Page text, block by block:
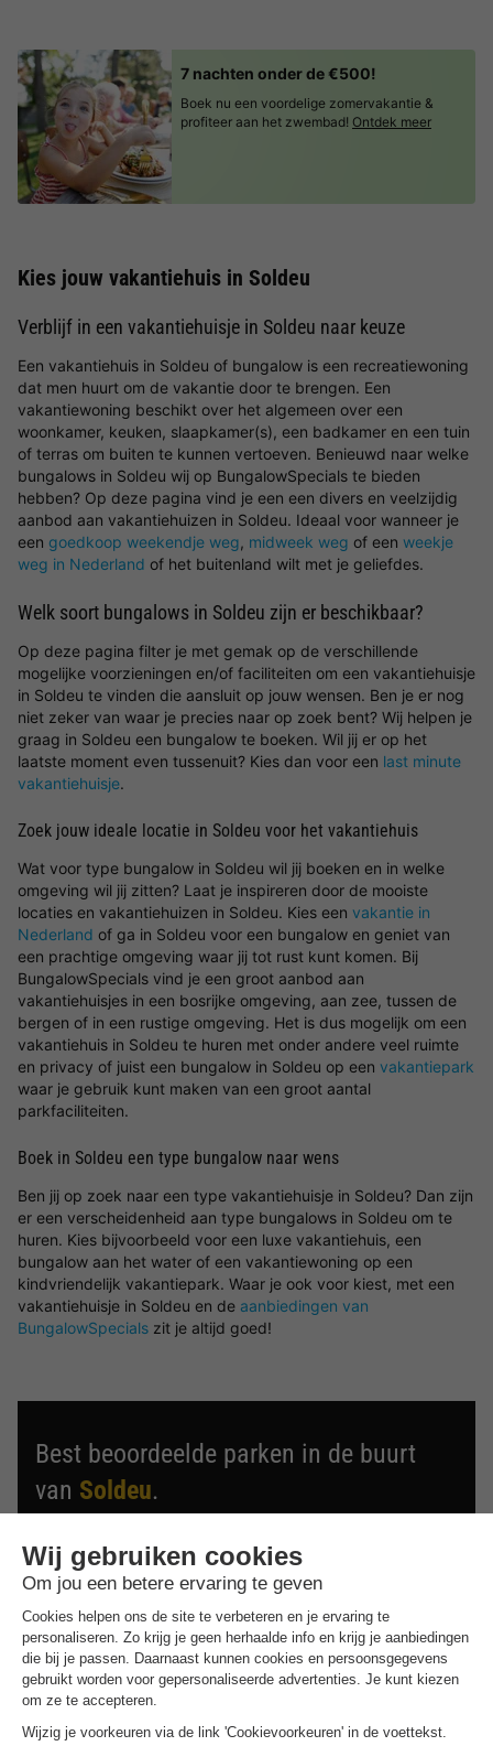
7 nachten onder de €500!
Boek nu een voordelige zomervakantie &
profiteer aan het zwembad! Ontdek meer
Kies jouw vakantiehuis in Soldeu
Verblijf in een vakantiehuisje in Soldeu naar keuze
Een vakantiehuis in Soldeu of bungalow is een recreatiewoning
dat men huurt om de vakantie door te brengen. Een
vakantiewoning beschikt over het algemeen over een
woonkamer, keuken, slaapkamer(s), een badkamer en een tuin
of terras om buiten te kunnen vertoeven. Benieuwd naar welke
bungalows in Soldeu wij op BungalowSpecials te bieden
hebben? Op deze pagina vind je een een divers en veelzijdig
aanbod aan vakantiehuizen in Soldeu. Ideaal voor wanneer je
een goedkoop weekendje weg, midweek weg of een weekje
weg in Nederland of het buitenland wilt met je geliefdes.
Welk soort bungalows in Soldeu zijn er beschikbaar?
Op deze pagina filter je met gemak op de verschillende
mogelijke voorzieningen en/of faciliteiten om een vakantiehuisje
in Soldeu te vinden die aansluit op jouw wensen. Ben je er nog
niet zeker van waar je precies naar op zoek bent? Wij helpen je
graag in Soldeu een bungalow te boeken. Wil jij er op het
laatste moment even tussenuit? Kies dan voor een last minute
vakantiehuisje.
Zoek jouw ideale locatie in Soldeu voor het vakantiehuis
Wat voor type bungalow in Soldeu wil jij boeken en in welke
omgeving wil jij zitten? Laat je inspireren door de mooiste
locaties en vakantiehuizen in Soldeu. Kies een vakantie in
Nederland of ga in Soldeu voor een bungalow en geniet van
een prachtige omgeving waar jij tot rust kunt komen. Bij
BungalowSpecials vind je een groot aanbod aan
vakantiehuisjes in een bosrijke omgeving, aan zee, tussen de
bergen of in een rustige omgeving. Het is dus mogelijk om een
vakantiehuis in Soldeu te huren met onder andere veel ruimte
en privacy of juist een bungalow in Soldeu op een vakantiepark
waar je gebruik kunt maken van een groot aantal
parkfaciliteiten.
Boek in Soldeu een type bungalow naar wens
Ben jij op zoek naar een type vakantiehuisje in Soldeu? Dan zijn
er een verscheidenheid aan type bungalows in Soldeu om te
huren. Kies bijvoorbeeld voor een luxe vakantiehuis, een
bungalow aan het water of een vakantiewoning op een
kindvriendelijk vakantiepark. Waar je ook voor kiest, met een
vakantiehuisje in Soldeu en de aanbiedingen van
BungalowSpecials zit je altijd goed!
Best beoordeelde parken in de buurt
van Soldeu.
door onze gasten als beste zijn beoordeeld